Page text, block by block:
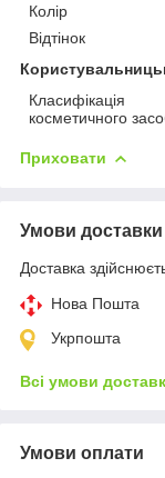
Колір
Відтінок
Класифікація
косметичного
Приховати
Умови доставки
Доставка
Нова Пошта
Укрпошта
Всі умови
Умови оплати